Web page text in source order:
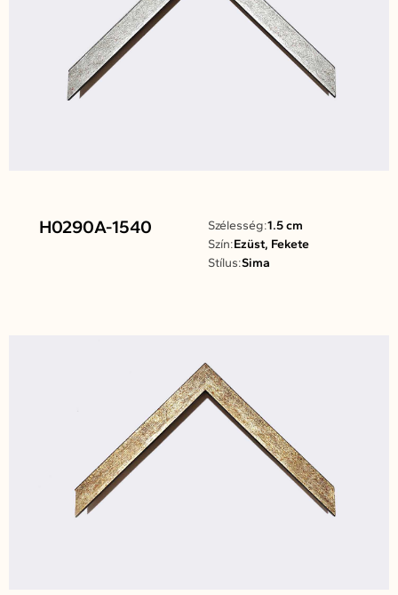
H0290A-1540 Szélesség:1.5 cm
Szín:Ezüst, Fekete
Stílus:Sima